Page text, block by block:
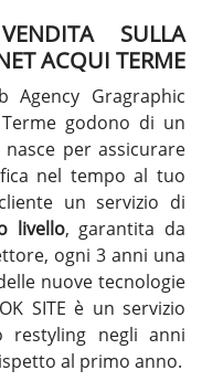
SULLA
ACQUI TERME
Gragraphic
godono di un
nasce per assicurare
nel tempo al tuo
un servizio di
livello, garantita da
ogni 3 anni una
nuove tecnologie
SITE è un servizio
negli anni
al primo anno.